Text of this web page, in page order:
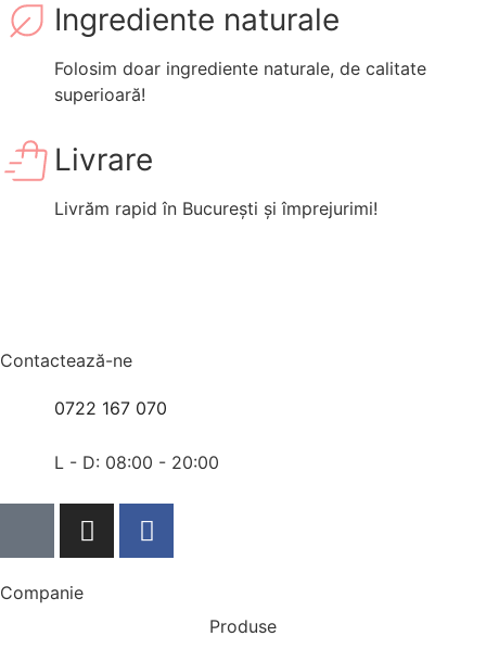
Ingrediente naturale
Folosim doar ingrediente naturale, de calitate
superioară!
Livrare
Livrăm rapid în București și împrejurimi!
Contactează-ne
0722 167 070
L - D: 08:00 - 20:00
Companie
Produse